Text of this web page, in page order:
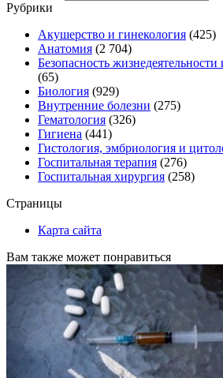
Рубрики
Акушерство и гинекология (425)
Анатомия (2 704)
Безопасность
(65)
Биология (929)
Внутренние болезни (275)
Гематология (326)
Гигиена (441)
Гистология, эмбриология и
Госпитальная терапия (276)
Госпитальная хирургия (258)
Страницы
Карта сайта
Вам также может понравиться